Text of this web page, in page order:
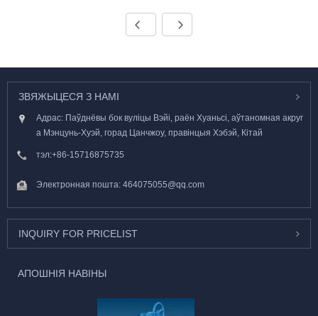
ЗВЯЖЫЦЕСЯ З НАМІ
Адрас: Паўднёвы бок вуліцы Вэйі, раён Хуаньсі, аўтаномная акруг
а Мэнцунь-Хуэй, горад Цанчжоу, правінцыя Хэбэй, Кітай
тэл:+86-15716875735
Электронная пошта: 464075055@qq.com
INQUIRY FOR PRICELIST
АПОШНІЯ НАВІНЫ